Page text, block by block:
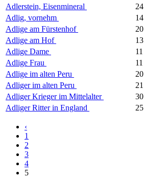
Adlerstein, Eisenmineral
24
Adlig, vornehm
14
Adlige am Fürstenhof
20
Adlige am Hof
13
Adlige Dame
11
Adlige Frau
11
Adlige im alten Peru
20
Adliger im alten Peru
21
Adliger Krieger im Mittelalter
30
Adliger Ritter in England
25
‹
1
2
3
4
5